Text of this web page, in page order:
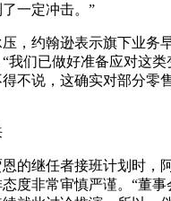
一定冲击。”
约翰逊表示旗下业务
我们已做好准备应对这
不说，这确实对部分零
继任者接班计划时，
度非常审慎严谨。“董事